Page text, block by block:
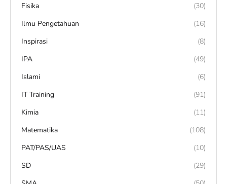
Fisika
(30)
Ilmu Pengetahuan
(16)
Inspirasi
(8)
IPA
(49)
Islami
(6)
IT Training
(91)
Kimia
(11)
Matematika
(108)
PAT/PAS/UAS
(10)
SD
(29)